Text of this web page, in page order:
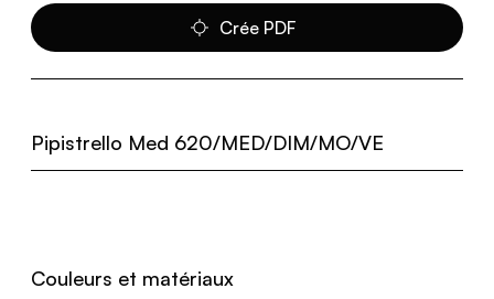
Crée PDF
Pipistrello Med 620/MED/DIM/MO/VE
Couleurs et matériaux